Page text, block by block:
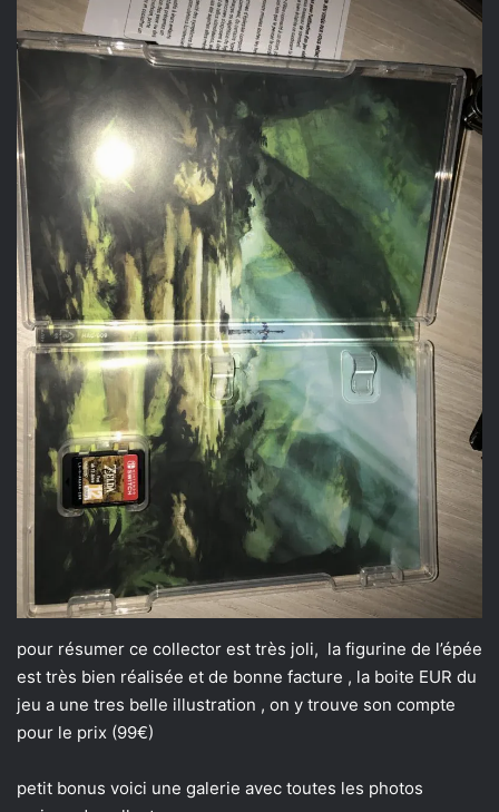
pour résumer ce collector est très joli, la figurine de l’épée
est très bien réalisée et de bonne facture , la boite EUR du
jeu a une tres belle illustration , on y trouve son compte
pour le prix (99€)
petit bonus voici une galerie avec toutes les photos